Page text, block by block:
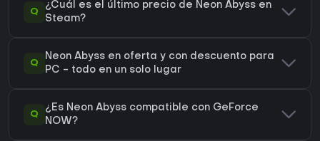
Q
¿Cuál es el último precio de Neon Abyss en
Steam?
Q
Neon Abyss en oferta y con descuento para
PC - todo en un solo lugar
Q
¿Es Neon Abyss compatible con GeForce
NOW?